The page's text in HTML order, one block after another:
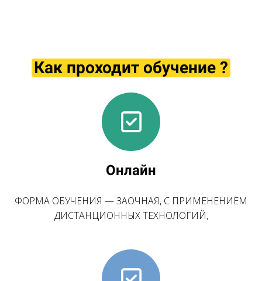
Как проходит обучение ?
Онлайн
ФОРМА ОБУЧЕНИЯ — ЗАОЧНАЯ, С ПРИМЕНЕНИЕМ
ДИСТАНЦИОННЫХ ТЕХНОЛОГИЙ,